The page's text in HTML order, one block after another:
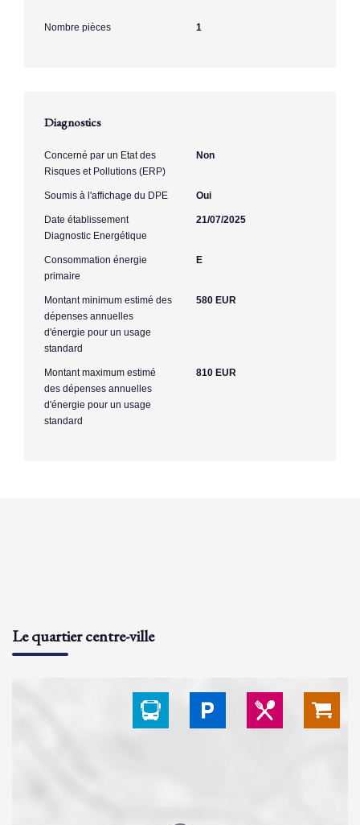
Nombre pièces 1
Diagnostics
Concerné par un Etat des
Risques et Pollutions (ERP)
Non
Soumis à l'affichage du DPE Oui
Date établissement
Diagnostic Energétique
21/07/2025
Consommation énergie
primaire
E
Montant minimum estimé des
dépenses annuelles
d'énergie pour un usage
standard
580 EUR
Montant maximum estimé
des dépenses annuelles
d'énergie pour un usage
standard
810 EUR
Le quartier centre-ville